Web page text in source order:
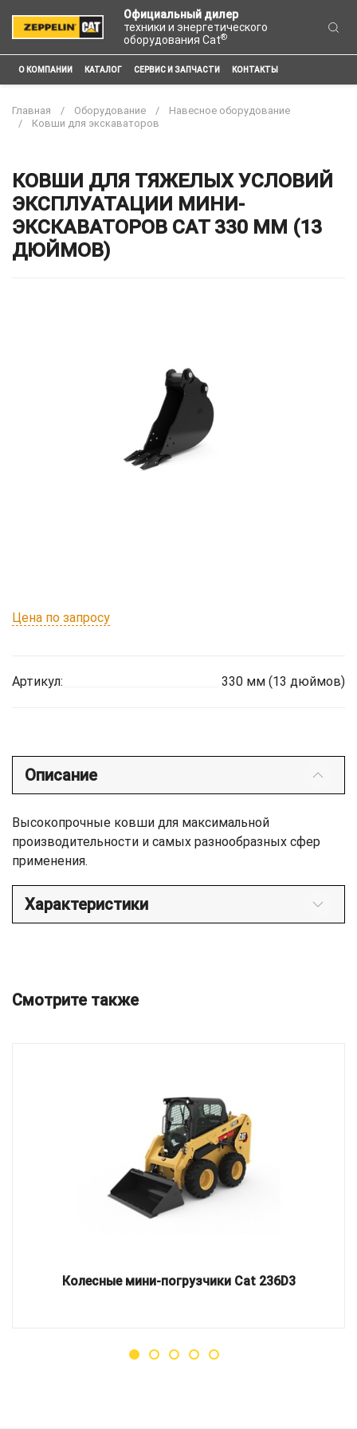
Официальный дилер
техники и энергетического
оборудования Cat®
О КОМПАНИИ КАТАЛОГ СЕРВИС И ЗАПЧАСТИ КОНТАКТЫ
Главная Оборудование
Навесное оборудование
Ковши для экскаваторов
КОВШИ ДЛЯ ТЯЖЕЛЫХ УСЛОВИЙ
ЭКСПЛУАТАЦИИ МИНИ-
ЭКСКАВАТОРОВ CAT 330 ММ (13
ДЮЙМОВ)
Цена по запросу
Артикул: 330 мм (13 дюймов)
Описание
Высокопрочные ковши для максимальной
производительности и самых разнообразных сфер
применения.
Характеристики
Смотрите также
Колесные мини-погрузчики Cat 236D3